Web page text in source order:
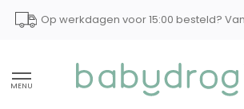
Op werkdagen voor 15:00 besteld?
MENU